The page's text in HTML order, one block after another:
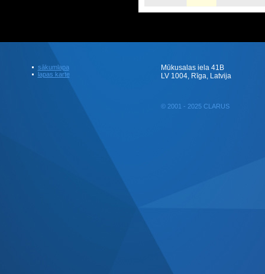
sākumlapa
lapas karte
Mūkusalas iela 41B
LV 1004, Rīga, Latvija
© 2001 - 2025 CLARUS